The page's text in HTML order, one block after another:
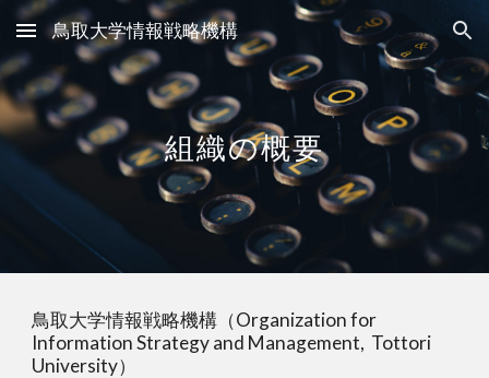
Skip to main content Skip to navigation
鳥取大学情報戦略機構
組織の概要
鳥取大学情報戦略機構（Organization for
Information Strategy and Management, Tottori
University）